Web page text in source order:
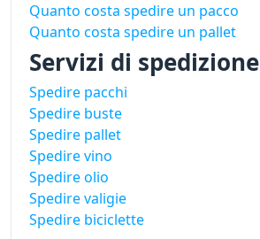
Quanto costa spedire un pacco
Quanto costa spedire un pallet
Servizi di spedizione
Spedire pacchi
Spedire buste
Spedire pallet
Spedire vino
Spedire olio
Spedire valigie
Spedire biciclette